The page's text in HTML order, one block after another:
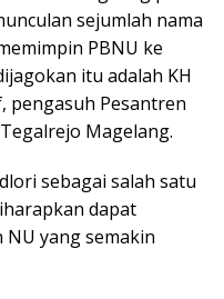
sejumlah nama
PBNU ke
itu adalah KH
pengasuh Pesantren
Magelang.
sebagai salah satu
dapat
yang semakin